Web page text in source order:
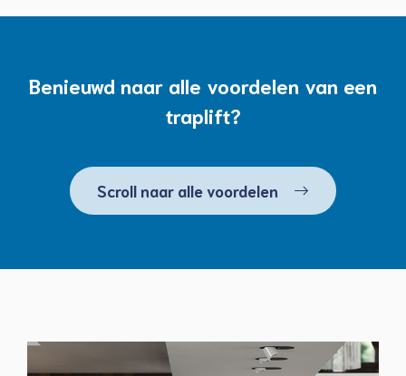
Benieuwd naar alle voordelen van een
traplift?
Scroll naar alle voordelen